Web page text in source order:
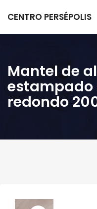
CENTRO PERSÉPOLIS
Mantel de
estampado
redondo